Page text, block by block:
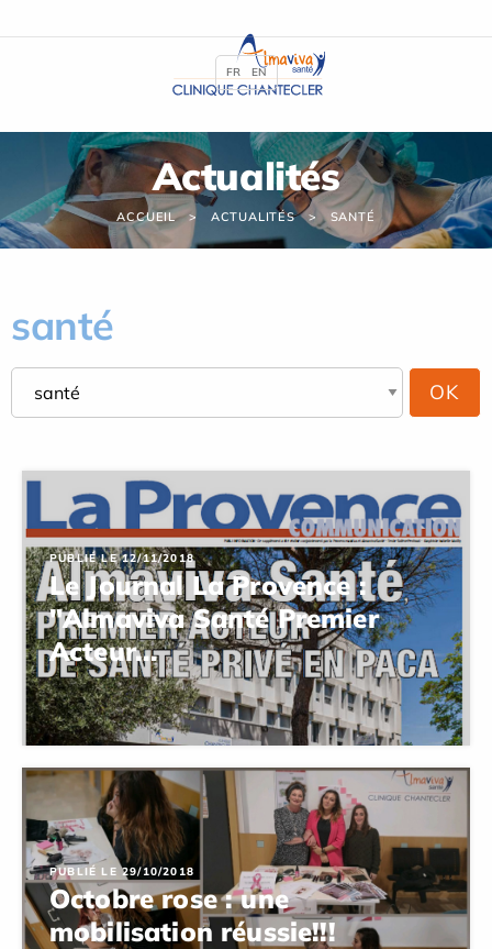
Actualités
ACCUEIL ACTUALITÉS SANTÉ
santé
PUBLIÉ LE 12/11/2018
Le Journal La Provence :
"Almaviva Santé Premier
Acteur...
PUBLIÉ LE 29/10/2018
Octobre rose : une
mobilisation réussie!!!
FR EN